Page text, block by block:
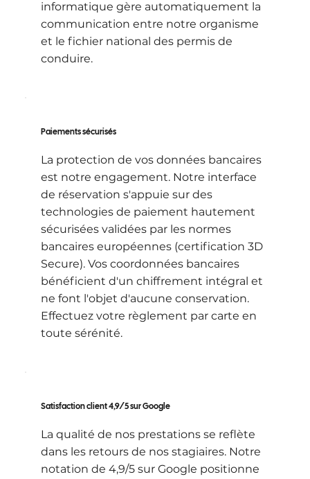
informatique gère automatiquement la
communication entre notre organisme
et le fichier national des permis de
conduire.
Paiements sécurisés
La protection de vos données bancaires
est notre engagement. Notre interface
de réservation s'appuie sur des
technologies de paiement hautement
sécurisées validées par les normes
bancaires européennes (certification 3D
Secure). Vos coordonnées bancaires
bénéficient d'un chiffrement intégral et
ne font l'objet d'aucune conservation.
Effectuez votre règlement par carte en
toute sérénité.
Satisfaction client 4,9/5 sur Google
La qualité de nos prestations se reflète
dans les retours de nos stagiaires. Notre
notation de 4,9/5 sur Google positionne